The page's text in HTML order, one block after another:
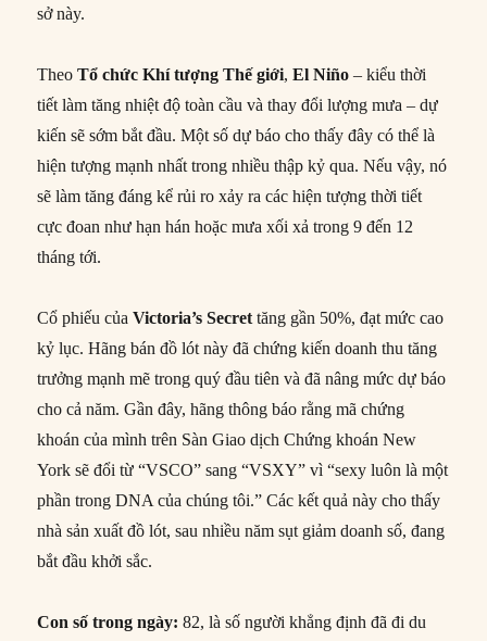
sở này.
TheoTổ chức Khí tượng Thế giới,El Niño – kiểu thời
tiết làm tăng nhiệt độ toàn cầu và thay đổi lượng mưa – dự
kiến sẽ sớm bắt đầu. Một số dự báo cho thấy đây có thể là
hiện tượng mạnh nhất trong nhiều thập kỷ qua. Nếu vậy, nó
sẽ làm tăng đáng kể rủi ro xảy ra các hiện tượng thời tiết
cực đoan như hạn hán hoặc mưa xối xả trong 9 đến 12
tháng tới.
Cổ phiếu củaVictoria’s Secret tăng gần 50%, đạt mức cao
kỷ lục. Hãng bán đồ lót này đã chứng kiến doanh thu tăng
trưởng mạnh mẽ trong quý đầu tiên và đã nâng mức dự báo
cho cả năm. Gần đây, hãng thông báo rằng mã chứng
khoán của mình trên Sàn Giao dịch Chứng khoán New
York sẽ đổi từ “VSCO” sang “VSXY” vì “sexy luôn là một
phần trong DNA của chúng tôi.” Các kết quả này cho thấy
nhà sản xuất đồ lót, sau nhiều năm sụt giảm doanh số, đang
bắt đầu khởi sắc.
Con số trong ngày:82, là số người khẳng định đã đi du